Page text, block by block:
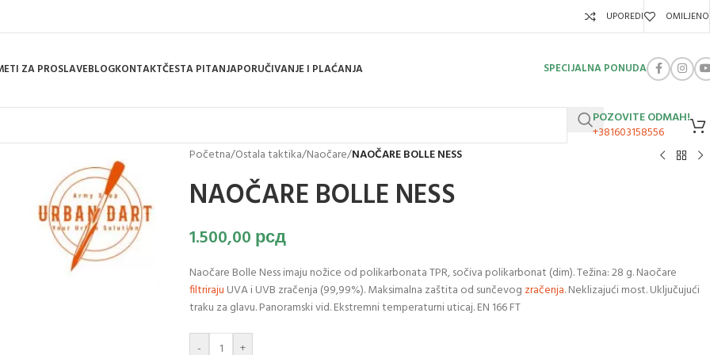
UPOREDI OMILJENO
ZA PROSLAVEBLOGKONTAKTČESTA PITANJAPORUČIVANJE I PLAĆANJA SPECIJALNA PONUDA
POZOVITE ODMAH!
+381603158556
Početna/Ostala taktika/Naočare/NAOČARE BOLLE NESS
NAOČARE BOLLE NESS
1.500,00 рсд
Naočare Bolle Ness imaju nožice od polikarbonata TPR, sočiva polikarbonat (dim). Težina: 28 g. Naočare
filtriraju UVA i UVB zračenja (99,99%). Maksimalna zaštita od sunčevog zračenja. Neklizajući most. Uključujući
traku za glavu. Panoramski vid. Ekstremni temperaturni uticaj. EN 166 FT
- +